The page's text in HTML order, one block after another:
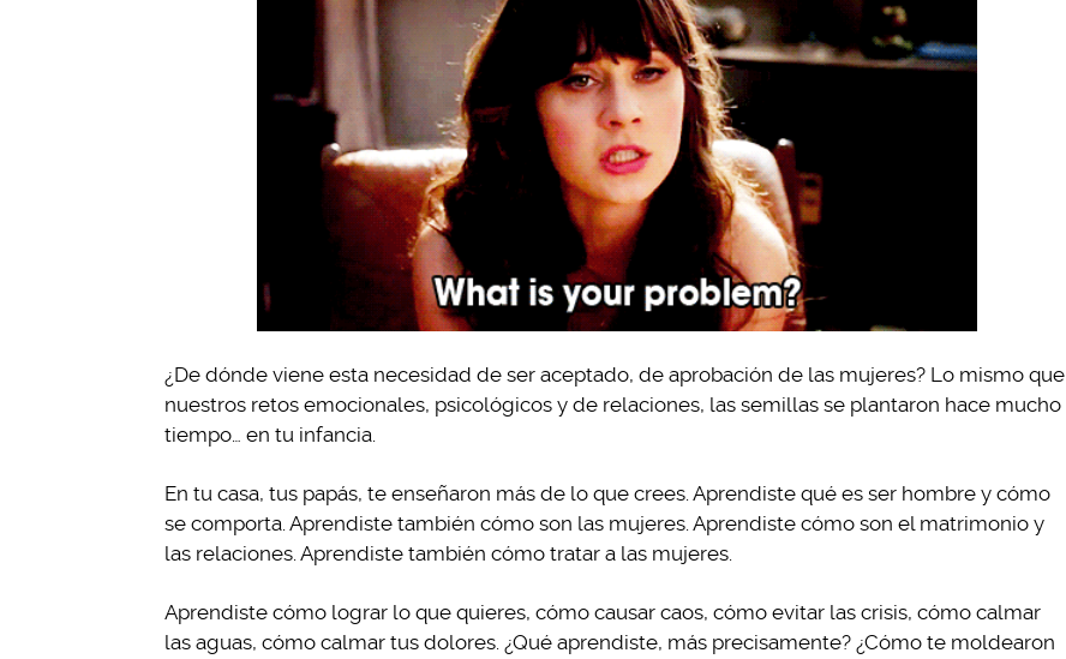
¿De dónde viene esta necesidad de ser aceptado, de aprobación de las mujeres? Lo mismo que
nuestros retos emocionales, psicológicos y de relaciones, las semillas se plantaron hace mucho
tiempo… en tu infancia.
En tu casa, tus papás, te enseñaron más de lo que crees. Aprendiste qué es ser hombre y cómo
se comporta. Aprendiste también cómo son las mujeres. Aprendiste cómo son el matrimonio y
las relaciones. Aprendiste también cómo tratar a las mujeres.
Aprendiste cómo lograr lo que quieres, cómo causar caos, cómo evitar las crisis, cómo calmar
las aguas, cómo calmar tus dolores. ¿Qué aprendiste, más precisamente? ¿Cómo te moldearon